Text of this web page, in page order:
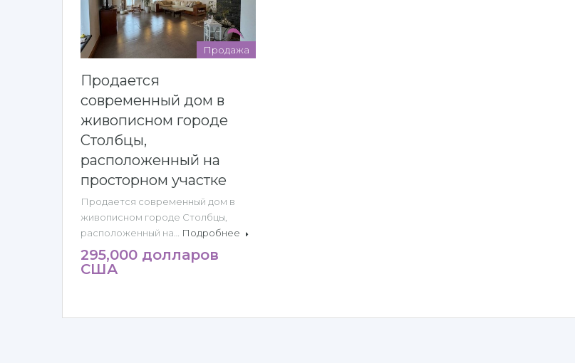
Продажа
Продается
современный дом в
живописном городе
Столбцы,
расположенный на
просторном участке
Продается современный дом в
живописном городе Столбцы,
расположенный на…
Подробнее
295,000 долларов
США